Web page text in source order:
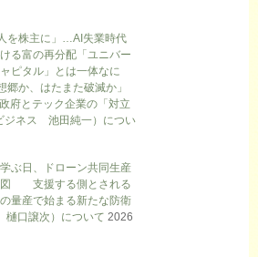
を株主に」…AI失業時代
る富の再分配「ユニバー
ピタル」とは一体なに
か、はたまた破滅か」
府とテック企業の「対立
ジネス 池田純一）につい
ぶ日、ドローン共同生産
図 支援する側とされる
量産で始まる新たな防衛
口譲次）について 2026